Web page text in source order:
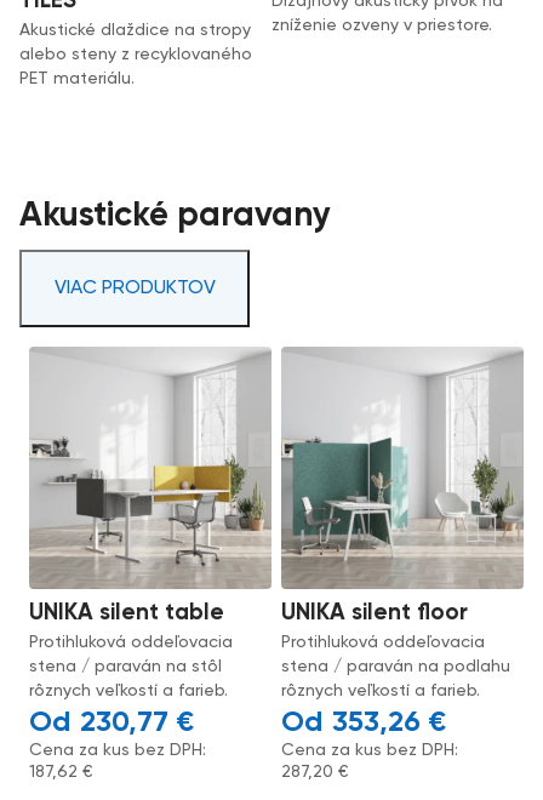
Akustické dlaždice na stropy
alebo steny z recyklovaného
PET materiálu.
zníženie ozveny v priestore.
Akustické paravany
VIAC PRODUKTOV
UNIKA silent table
Protihluková oddeľovacia
stena / paraván na stôl
rôznych veľkostí a farieb.
230,77 €
Cena za kus bez DPH:
187,62€
UNIKA silent floor
Protihluková oddeľovacia
stena / paraván na podlahu
rôznych veľkostí a farieb.
353,26 €
Cena za kus bez DPH:
287,20€